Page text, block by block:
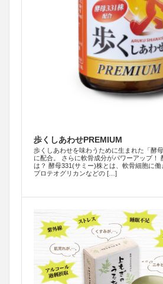
歩くしあわせPREMIUM
歩くしあわせを味わうために生まれた「酵
に配合。 さらに軟骨成分がパワーアップ！
は？ 酵母331(サミー)株とは、軟骨細胞に
プロテオグリカンなどの […]